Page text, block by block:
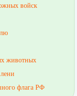
войск
животных
флага РФ